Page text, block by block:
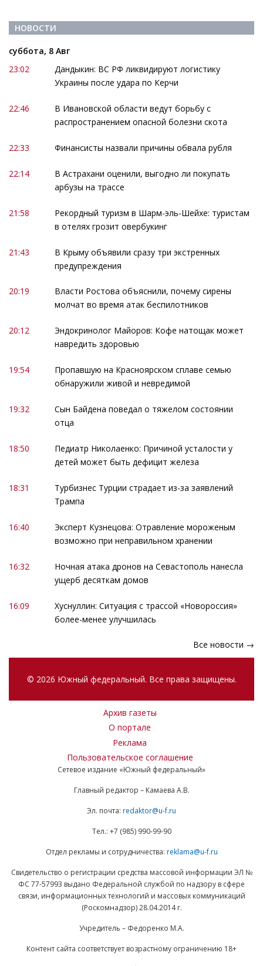
НОВОСТИ
суббота, 8 Авг
23:02
Дандыкин: ВС РФ ликвидируют логистику
Украины после удара по Керчи
22:46
В Ивановской области ведут борьбу с
распространением опасной болезни скота
22:33 Финансисты назвали причины обвала рубля
22:14
В Астрахани оценили, выгодно ли покупать
арбузы на трассе
21:58
Рекордный туризм в Шарм-эль-Шейхе: туристам
в отелях грозит овербукинг
21:43
В Крыму объявили сразу три экстренных
предупреждения
20:19
Власти Ростова объяснили, почему сирены
молчат во время атак беспилотников
20:12
Эндокринолог Майоров: Кофе натощак может
навредить здоровью
19:54
Пропавшую на Красноярском сплаве семью
обнаружили живой и невредимой
19:32
Сын Байдена поведал о тяжелом состоянии
отца
18:50
Педиатр Николаенко: Причиной усталости у
детей может быть дефицит железа
18:31
Турбизнес Турции страдает из-за заявлений
Трампа
16:40
Эксперт Кузнецова: Отравление мороженым
возможно при неправильном хранении
16:32
Ночная атака дронов на Севастополь нанесла
ущерб десяткам домов
16:09
Хуснуллин: Ситуация с трассой «Новороссия»
более-менее улучшилась
Все новости →
© 2026 Южный федеральный. Все права защищены.
Архив газеты
О портале
Реклама
Пользовательское соглашение
Сетевое издание «Южный федеральный»
Главный редактор – Камаева А.В.
Эл. почта: redaktor@u-f.ru
Тел.: +7 (985) 990-99-90
Отдел рекламы и сотрудничества: reklama@u-f.ru
Свидетельство о регистрации средства массовой информации ЭЛ №
ФС 77-57993 выдано Федеральной службой по надзору в сфере
связи, информационных технологий и массовых коммуникаций
(Роскомнадзор) 28.04.2014 г.
Учредитель – Федоренко М.А.
Контент сайта соответствует возрастному ограничению 18+